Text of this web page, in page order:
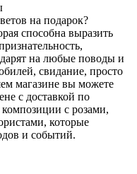
на подарок?
способна выразить
на любые поводы и
свидание, просто
магазине вы можете
с доставкой по
с розами,
которые
и событий.